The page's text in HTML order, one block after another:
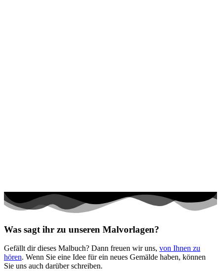
Valentinstag und Liebe
Nezaradené
Unkategorisiert
Was sagt ihr zu unseren Malvorlagen?
Gefällt dir dieses Malbuch? Dann freuen wir uns, von Ihnen zu
hören. Wenn Sie eine Idee für ein neues Gemälde haben, können
Sie uns auch darüber schreiben.